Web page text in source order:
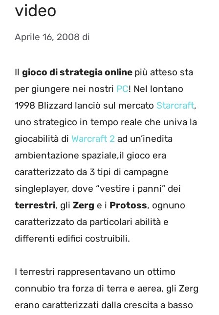
video
Aprile 16, 2008 di
Il gioco di strategia online più atteso sta
per giungere nei nostri PC! Nel lontano
1998 Blizzard lanciò sul mercato Starcraft,
uno strategico in tempo reale che univa la
giocabilità di Warcraft 2 ad un’inedita
ambientazione spaziale,il gioco era
caratterizzato da 3 tipi di campagne
singleplayer, dove “vestire i panni” dei
terrestri, gli Zerg e i Protoss, ognuno
caratterizzato da particolari abilità e
differenti edifici costruibili.
I terrestri rappresentavano un ottimo
connubio tra forza di terra e aerea, gli Zerg
erano caratterizzati dalla crescita a basso